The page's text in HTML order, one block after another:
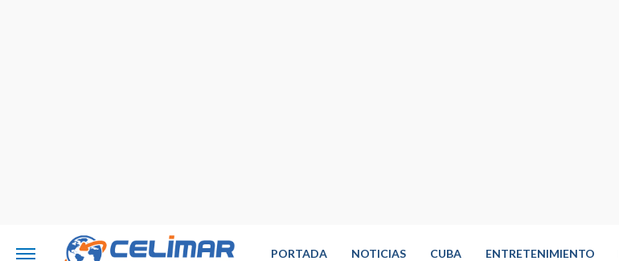
PORTADA NOTICIAS CUBA ENTRETENIMIENTO